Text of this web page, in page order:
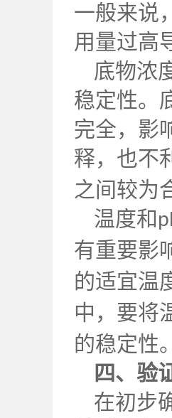
一般来说
用量过高
底物浓
稳定性。
完全，影
释，也不
之间较为
温度和
有重要影
的适宜温
中，要将
的稳定性
四、验
在初步